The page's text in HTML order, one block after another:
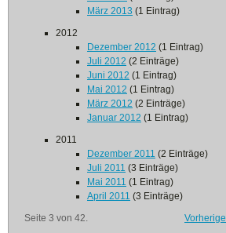
März 2013 (1 Eintrag)
2012
Dezember 2012 (1 Eintrag)
Juli 2012 (2 Einträge)
Juni 2012 (1 Eintrag)
Mai 2012 (1 Eintrag)
März 2012 (2 Einträge)
Januar 2012 (1 Eintrag)
2011
Dezember 2011 (2 Einträge)
Juli 2011 (3 Einträge)
Mai 2011 (1 Eintrag)
April 2011 (3 Einträge)
Seite 3 von 42.
Vorherige